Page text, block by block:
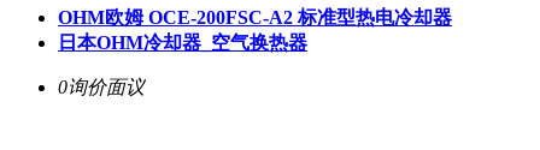
OHM欧姆 OCE-200FSC-A2 标准型热电冷却器
日本OHM冷却器_空气换热器
0询价面议